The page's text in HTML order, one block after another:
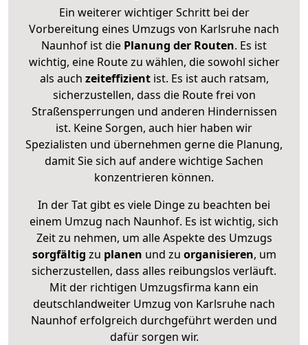
Ein weiterer wichtiger Schritt bei der
Vorbereitung eines Umzugs von Karlsruhe nach
Naunhof ist die Planung der Routen. Es ist
wichtig, eine Route zu wählen, die sowohl sicher
als auch zeiteffizientist. Es ist auch ratsam,
sicherzustellen, dass die Route frei von
Straßensperrungen und anderen Hindernissen
ist. Keine Sorgen, auch hier haben wir
Spezialisten und übernehmen gerne die Planung,
damit Sie sich auf andere wichtige Sachen
konzentrieren können.
In der Tat gibt es viele Dinge zu beachten bei
einem Umzug nach Naunhof. Es ist wichtig, sich
Zeit zu nehmen, um alle Aspekte des Umzugs
sorgfältig zu planen und zu organisieren, um
sicherzustellen, dass alles reibungslos verläuft.
Mit der richtigen Umzugsfirma kann ein
deutschlandweiter Umzug von Karlsruhe nach
Naunhof erfolgreich durchgeführt werden und
dafür sorgen wir.